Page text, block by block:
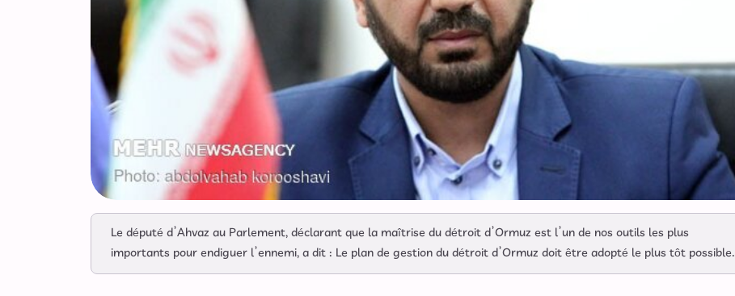
Le député d’Ahvaz au Parlement, déclarant que la maîtrise du détroit d’Ormuz est l’un de nos outils les plus
importants pour endiguer l’ennemi, a dit : Le plan de gestion du détroit d’Ormuz doit être adopté le plus tôt possible.